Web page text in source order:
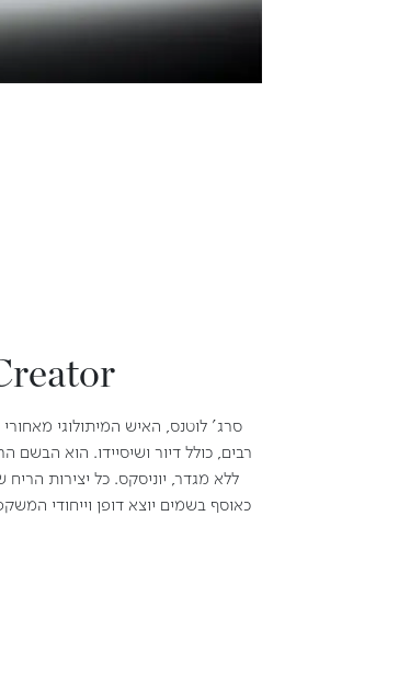
סרג' לוטנס, האיש המיתולוגי מאחורי
ללא מגדר, יוניסקס. כל יצירות
כאוסף בשמים יוצא דופן וייחודי